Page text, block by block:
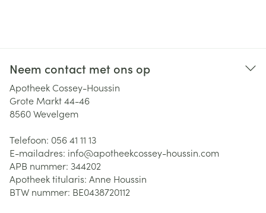
Neem contact met ons op
Apotheek Cossey-Houssin
Grote Markt 44-46
8560Wevelgem
Telefoon: 056 41 11 13
E-mailadres: info@apotheekcossey-houssin.com
APB nummer: 344202
Apotheek titularis: Anne Houssin
BTW nummer: BE0438720112